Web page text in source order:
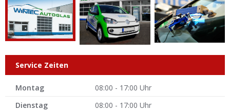
Service Zeiten
Montag
08:00 - 17:00 Uhr
Dienstag
08:00 - 17:00 Uhr